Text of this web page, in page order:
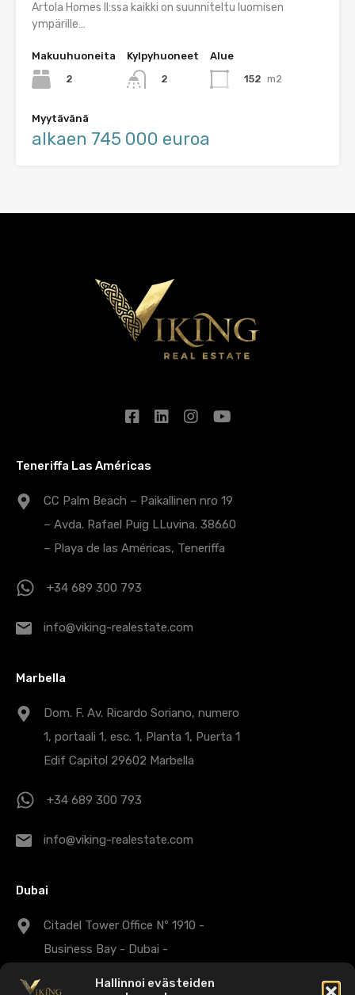
Hallinnoi evästeiden
Artola Homes II:ssa kaikki on suunniteltu luomisen
ympärille…
Makuuhuoneita
2
Kylpyhuoneet
2
Alue
152 m2
Myytävänä
alkaen 745 000 euroa
Teneriffa Las Américas
CC Palm Beach – Paikallinen nro 19
– Avda. Rafael Puig LLuvina. 38660
– Playa de las Américas, Teneriffa
+34 689 300 793
info@viking-realestate.com
Marbella
Dom. F. Av. Ricardo Soriano, numero
1, portaali 1, esc. 1, Planta 1, Puerta 1
Edif Capitol 29602 Marbella
+34 689 300 793
info@viking-realestate.com
Dubai
Citadel Tower Office Nº 1910 -
Business Bay - Dubai -